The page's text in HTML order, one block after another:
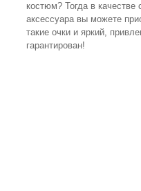
костюм? Тогда в качестве
аксессуара вы можете
такие очки и яркий,
гарантирован!